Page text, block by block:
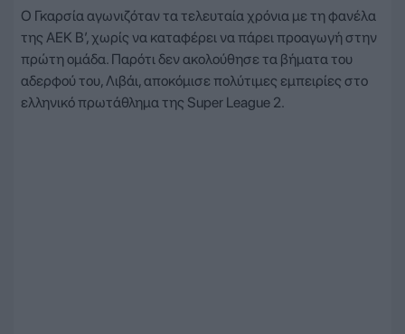
Ο Γκαρσία αγωνιζόταν τα τελευταία χρόνια με τη φανέλα
της ΑΕΚ Β’, χωρίς να καταφέρει να πάρει προαγωγή στην
πρώτη ομάδα. Παρότι δεν ακολούθησε τα βήματα του
αδερφού του, Λιβάι, αποκόμισε πολύτιμες εμπειρίες στο
ελληνικό πρωτάθλημα της Super League 2.